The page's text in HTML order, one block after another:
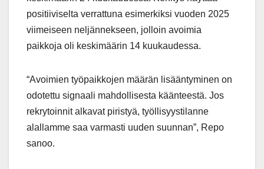
positiiviselta verrattuna esimerkiksi vuoden 2025
viimeiseen neljännekseen, jolloin avoimia
paikkoja oli keskimäärin 14 kuukaudessa.
“Avoimien työpaikkojen määrän lisääntyminen on
odotettu signaali mahdollisesta käänteestä. Jos
rekrytoinnit alkavat piristyä, työllisyystilanne
alallamme saa varmasti uuden suunnan”, Repo
sanoo.